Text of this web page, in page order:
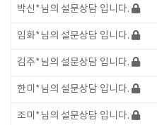
박신*님의 설문상담 입니다.
임화*님의 설문상담 입니다.
김주*님의 설문상담 입니다.
한미*님의 설문상담 입니다.
조미*님의 설문상담 입니다.